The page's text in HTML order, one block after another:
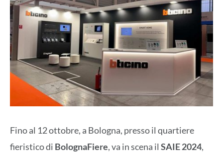
Fino al 12 ottobre, a Bologna, presso il quartiere
fieristico di BolognaFiere, va in scena il SAIE 2024,